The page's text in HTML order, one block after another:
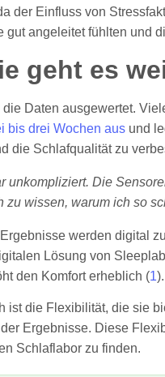
der Einfluss von
angeleitet fühlten
geht es
Daten ausgewertet.
bis drei Wochen aus und
die Schlafqualität zu
unkompliziert. Die
wissen, warum ich so
werden digital
Lösung von
den Komfort erheblich (1).
die Flexibilität, die sie
Ergebnisse. Diese
Schlaflabor zu finden.